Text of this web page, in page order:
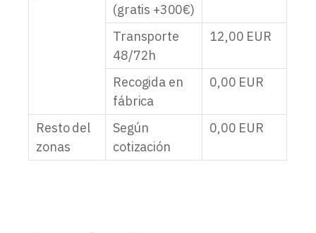
(gratis +300€)
Transporte
48/72h
12,00 EUR
Recogida en
fábrica
0,00 EUR
Resto del
zonas
Según
cotización
0,00 EUR